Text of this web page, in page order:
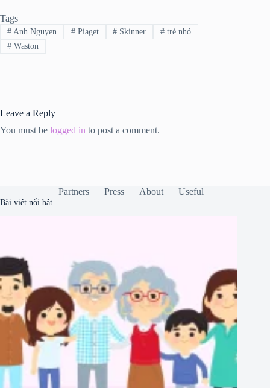
Tags
#Anh Nguyen #Piaget # Skinner # trẻ nhỏ
#Waston
Leave a Reply
You must be logged in to post a comment.
Partners Press About Useful
Bài viết nổi bật